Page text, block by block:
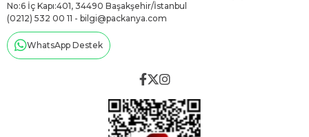
No:6 İç Kapı:401, 34490 Başakşehir/İstanbul
(0212) 532 00 11 - bilgi@packanya.com
WhatsApp Destek